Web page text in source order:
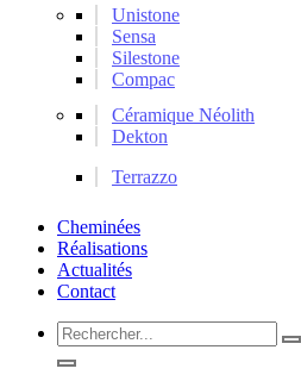
Unistone
Sensa
Silestone
Compac
Céramique Néolith
Dekton
Terrazzo
Cheminées
Réalisations
Actualités
Contact
Rechercher...